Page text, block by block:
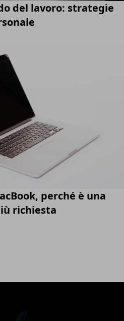
del lavoro: strategie
perché è una
richiesta